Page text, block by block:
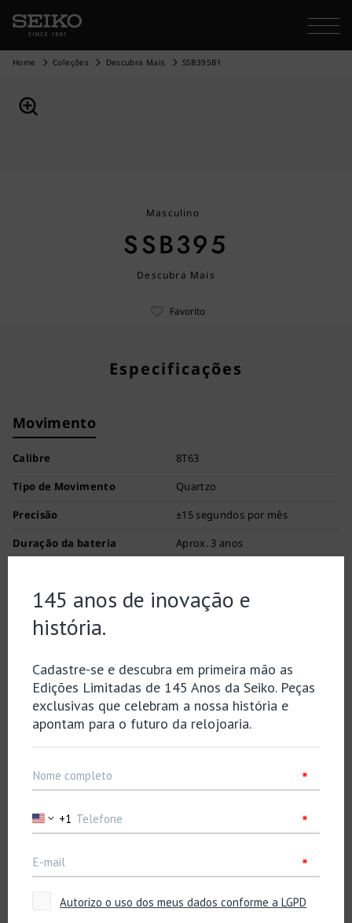
Home Coleções Descubra Mais SSB395B1
Masculino
SSB395
Descubra Mais
Favorito
Especificações
Movimento
Calibre
8T63
Tipo de Movimento
Quartzo
Precisão
±15 segundos por mês
Duração da bateria
Aprox. 3 anos
pequeno de segundos
Cronógrafo até 60 minutos em
Caixa/Bracelete
Material da Caixa
Aço Inoxidável
Tamanho de Caixa
Diameter:41.0mm
Material do Vidro
Hardlex
LumiBrite
Fecho triplo com botão de
pressão